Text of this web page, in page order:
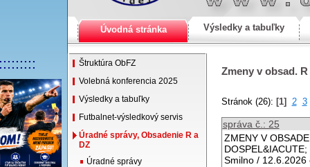
Úvodná stránka Výsledky a tabuľky
Štruktúra ObFZ
Volebná konferencia 2025
Výsledky a tabuľky
Futbalnet-výsledkový servis
Úradné správy, Obsadenie R a
DZ
Úradné správy
Zmeny v obsad. R
Stránok (26): [1] 2 3
správa č.: 25
ZMENY V
Smilno / 12.6.2026